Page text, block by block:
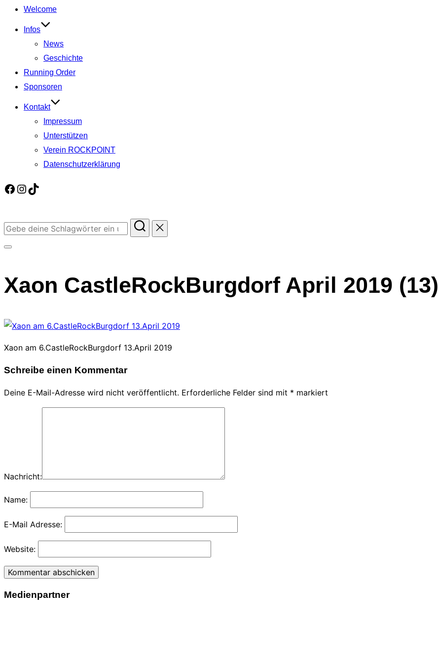
springen
Welcome
Infos
News
Geschichte
Running Order
Sponsoren
Kontakt
Impressum
Unterstützen
Verein ROCKPOINT
Datenschutzerklärung
Facebook
Instagram
TikTok
Suchen
Navigation
umschalten
Xaon CastleRockBurgdorf April 2019 (13)
Xaon am 6.CastleRockBurgdorf 13.April 2019
Schreibe einen Kommentar
Deine E-Mail-Adresse wird nicht veröffentlicht. Erforderliche Felder sind mit * markiert
Nachricht:
Name:
E-Mail Adresse:
Website:
Medienpartner